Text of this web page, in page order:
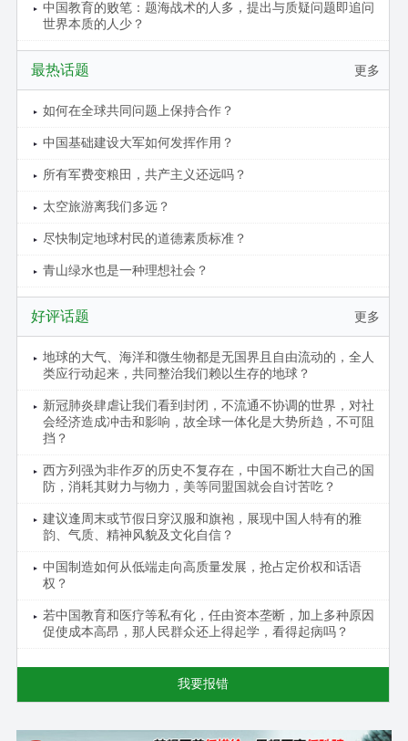
中国教育的败笔：题海战术的人多，提出与质疑问题即追问
世界本质的人少？
更多
最热话题
如何在全球共同问题上保持合作？
中国基础建设大军如何发挥作用？
所有军费变粮田，共产主义还远吗？
太空旅游离我们多远？
尽快制定地球村民的道德素质标准？
青山绿水也是一种理想社会？
更多
好评话题
地球的大气、海洋和微生物都是无国界且自由流动的，全人
类应行动起来，共同整治我们赖以生存的地球？
新冠肺炎肆虐让我们看到封闭，不流通不协调的世界，对社
会经济造成冲击和影响，故全球一体化是大势所趋，不可阻
挡？
西方列强为非作歹的历史不复存在，中国不断壮大自己的国
防，消耗其财力与物力，美等同盟国就会自讨苦吃？
建议逢周末或节假日穿汉服和旗袍，展现中国人特有的雅
韵、气质、精神风貌及文化自信？
中国制造如何从低端走向高质量发展，抢占定价权和话语
权？
若中国教育和医疗等私有化，任由资本垄断，加上多种原因
促使成本高昂，那人民群众还上得起学，看得起病吗？
我要报错